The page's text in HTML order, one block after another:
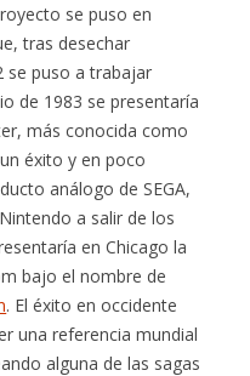
se puso en
tras desechar
se puso a trabajar
de 1983 se presentaría
más conocida como
éxito y en poco
análogo de SEGA,
a salir de los
en Chicago la
bajo el nombre de
. El éxito en occidente
una referencia mundial
alguna de las sagas